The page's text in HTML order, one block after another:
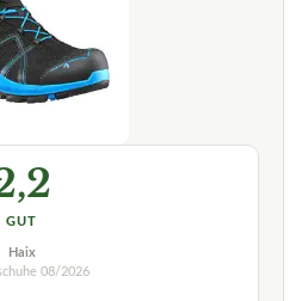
GUT
Haix
08/2026